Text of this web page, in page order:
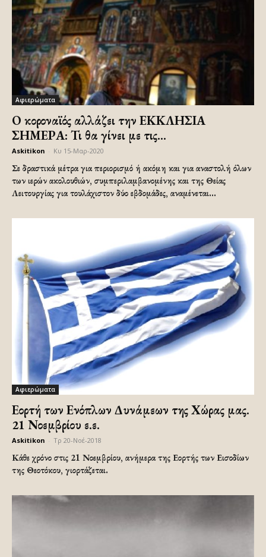
Αφιερώματα
Ο κοροναϊός αλλάζει την ΕΚΚΛΗΣΙΑ
ΣΗΜΕΡΑ: Τι θα γίνει με τις...
Askitikon Κυ 15-Μαρ-2020
Σε δραστικά μέτρα για περιορισμό ή ακόμη και για αναστολή όλων
των ιερών ακολουθιών, συμπεριλαμβανομένης και της Θείας
Λειτουργίας για τουλάχιστον δύο εβδομάδες, αναμένεται...
Αφιερώματα
Εορτή των Ενόπλων Δυνάμεων της Χώρας μας.
21 Νοεμβρίου ε.ε.
Askitikon Τρ 20-Νοέ-2018
Κάθε χρόνο στις 21 Νοεμβρίου, ανήμερα της Εορτής των Εισοδίων
της Θεοτόκου, γιορτάζεται.